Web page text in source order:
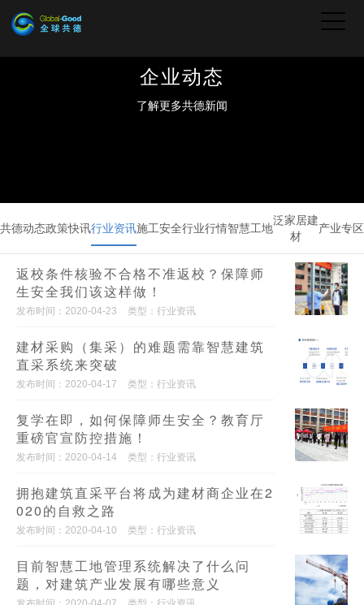
企业动态
了解更多共德新闻
共德动态政策快讯行业资讯施工安全行业行情智慧工地
泛家居建
材
产业专区
返校条件核验不合格不准返校？保障师
生安全我们该这样做！
发布时间：2020-04-23 类型：行业资讯
建材采购（集采）的难题需靠智慧建筑
直采系统来突破
发布时间：2020-04-17 类型：行业资讯
复学在即，如何保障师生安全？教育厅
重磅官宣防控措施！
发布时间：2020-04-14 类型：行业资讯
拥抱建筑直采平台将成为建材商企业在2
020的自救之路
发布时间：2020-04-10 类型：行业资讯
目前智慧工地管理系统解决了什么问
题，对建筑产业发展有哪些意义